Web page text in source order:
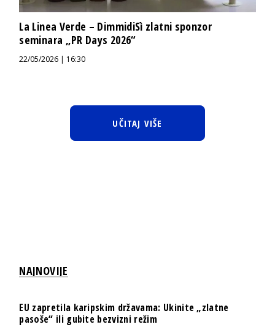
La Linea Verde – DimmidiSì zlatni sponzor
seminara „PR Days 2026“
22/05/2026 | 16:30
UČITAJ VIŠE
NAJNOVIJE
EU zapretila karipskim državama: Ukinite „zlatne
pasoše“ ili gubite bezvizni režim